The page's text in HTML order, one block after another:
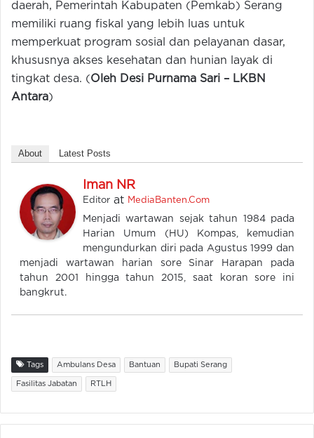
daerah, Pemerintah Kabupaten (Pemkab) Serang
memiliki ruang fiskal yang lebih luas untuk
memperkuat program sosial dan pelayanan dasar,
khususnya akses kesehatan dan hunian layak di
tingkat desa. (Oleh Desi Purnama Sari – LKBN
Antara)
About Latest Posts
Iman NR
Editor at MediaBanten.Com
Menjadi wartawan sejak tahun 1984 pada
Harian Umum (HU) Kompas, kemudian
mengundurkan diri pada Agustus 1999 dan
menjadi wartawan harian sore Sinar Harapan pada
tahun 2001 hingga tahun 2015, saat koran sore ini
bangkrut.
Tags Ambulans Desa Bantuan Bupati Serang
Fasilitas Jabatan RTLH